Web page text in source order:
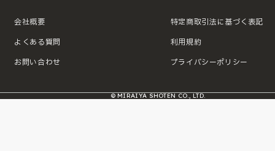
会社概要
よくある質問
お問い合わせ
特定商取引法に基づく表記
利用規約
プライバシーポリシー
© MIRAIYA SHOTEN CO., LTD.